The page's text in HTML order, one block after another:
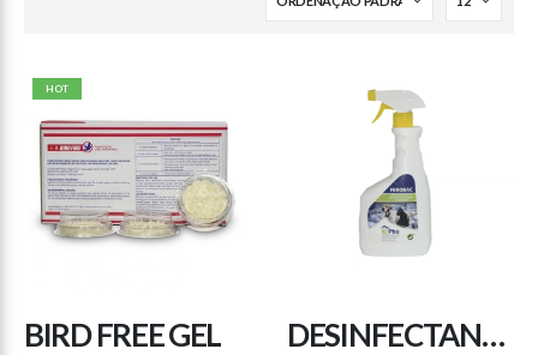
HOT
BIRD FREE GEL
DESINFECTANTE